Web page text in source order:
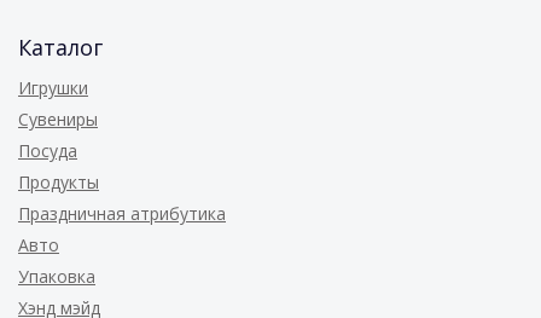
Каталог
Игрушки
Сувениры
Посуда
Продукты
Праздничная атрибутика
Авто
Упаковка
Хэнд мэйд